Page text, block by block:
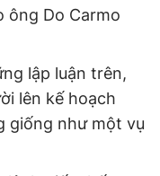
ông Do Carmo
lập luận trên,
lên kế hoạch
giống như một vụ